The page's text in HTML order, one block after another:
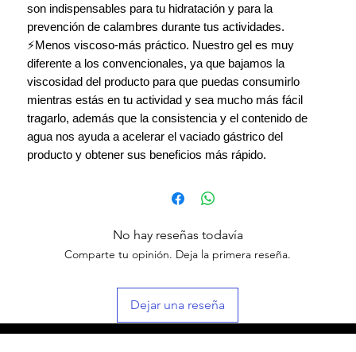
son indispensables para tu hidratación y para la
prevención de calambres durante tus actividades.
⚡Menos viscoso-más práctico. Nuestro gel es muy
diferente a los convencionales, ya que bajamos la
viscosidad del producto para que puedas consumirlo
mientras estás en tu actividad y sea mucho más fácil
tragarlo, además que la consistencia y el contenido de
agua nos ayuda a acelerar el vaciado gástrico del
producto y obtener sus beneficios más rápido.
No hay reseñas todavía
Comparte tu opinión. Deja la primera reseña.
Dejar una reseña